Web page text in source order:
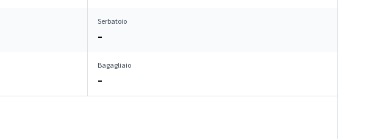
Serbatoio
–
Bagagliaio
–